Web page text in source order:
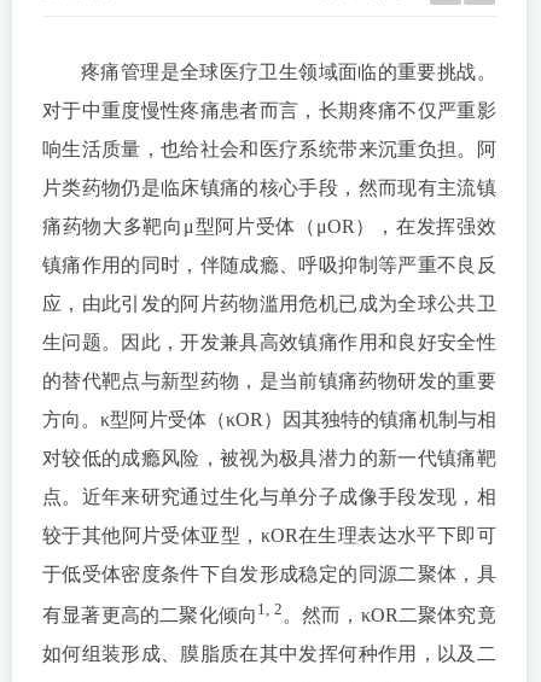
疼痛管理是全球医疗卫生领域面临的重要挑战。
对于中重度慢性疼痛患者而言，长期疼痛不仅严重影
响生活质量，也给社会和医疗系统带来沉重负担。阿
片类药物仍是临床镇痛的核心手段，然而现有主流镇
痛药物大多靶向μ型阿片受体（μOR），在发挥强效
镇痛作用的同时，伴随成瘾、呼吸抑制等严重不良反
应，由此引发的阿片药物滥用危机已成为全球公共卫
生问题。因此，开发兼具高效镇痛作用和良好安全性
的替代靶点与新型药物，是当前镇痛药物研发的重要
方向。κ型阿片受体（κOR）因其独特的镇痛机制与相
对较低的成瘾风险，被视为极具潜力的新一代镇痛靶
点。近年来研究通过生化与单分子成像手段发现，相
较于其他阿片受体亚型，κOR在生理表达水平下即可
于低受体密度条件下自发形成稳定的同源二聚体，具
有显著更高的二聚化倾向 1, 2 。然而，κOR二聚体究竟
如何组装形成、膜脂质在其中发挥何种作用，以及二